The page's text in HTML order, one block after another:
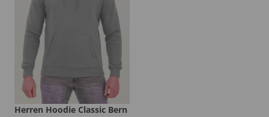
Herren Hoodie Classic Bern